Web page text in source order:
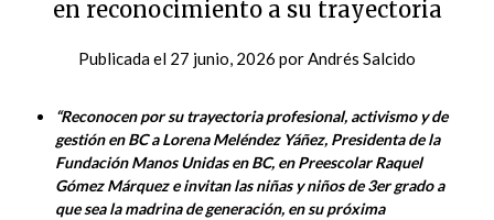
en reconocimiento a su trayectoria
Publicada el 27 junio, 2026 porAndrés Salcido
“Reconocen por su trayectoria profesional, activismo y de
gestión en BC a Lorena Meléndez Yáñez, Presidenta de la
Fundación Manos Unidas en BC, en Preescolar Raquel
Gómez Márquez e invitan las niñas y niños de 3er grado a
que sea la madrina de generación, en su próxima